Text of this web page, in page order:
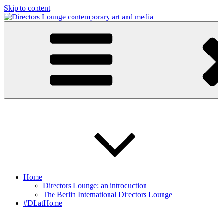
Skip to content
Directors Lounge
contemporary art and media
Home
Directors Lounge: an introduction
The Berlin International Directors Lounge
#DLatHome